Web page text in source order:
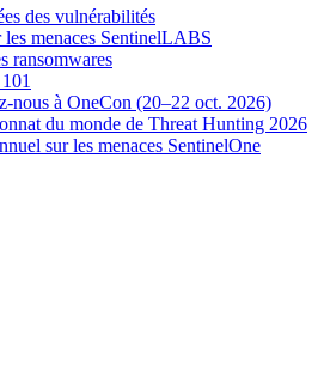
des vulnérabilités
les menaces SentinelLABS
ransomwares
nous à OneCon (20–22 oct. 2026)
du monde de Threat Hunting 2026
sur les menaces SentinelOne